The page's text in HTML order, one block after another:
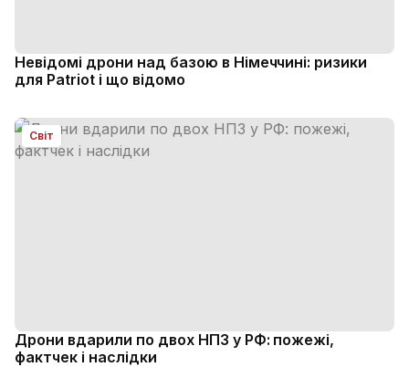
Невідомі дрони над базою в Німеччині: ризики
для Patriot і що відомо
Світ
Дрони вдарили по двох НПЗ у РФ: пожежі,
фактчек і наслідки